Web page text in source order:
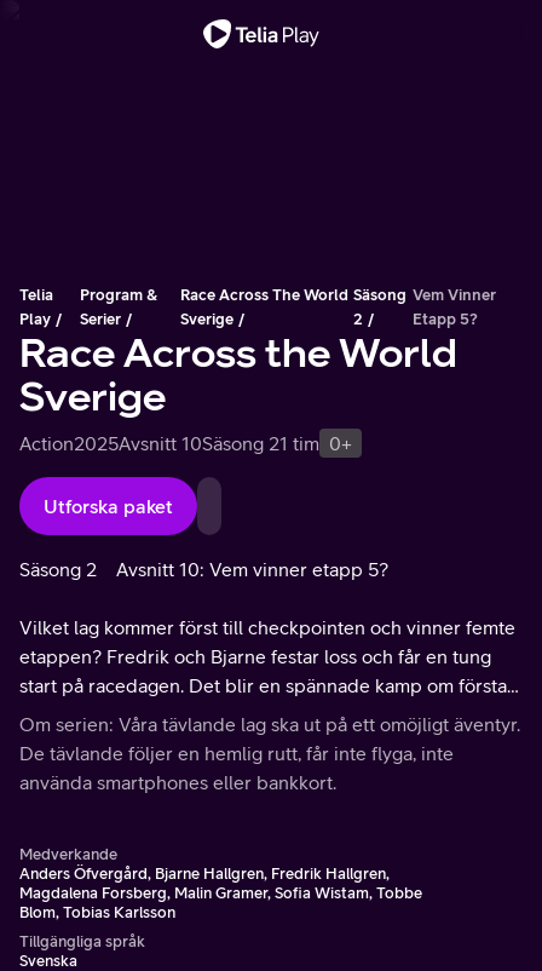
Telia
Play
Program &
Serier
Race Across The World
Sverige
Säsong
2
Vem Vinner
Etapp 5?
Race Across the World
Sverige
Action2025Avsnitt 10Säsong 21 tim 0+
Utforska paket
Säsong 2 Avsnitt 10: Vem vinner etapp 5?
Vilket lag kommer först till checkpointen och vinner femte
etappen? Fredrik och Bjarne festar loss och får en tung
start på racedagen. Det blir en spännade kamp om första
platsen och i ett viktigt meddelande från Kristin ställs allt
på sin spets.
Om serien: Våra tävlande lag ska ut på ett omöjligt äventyr.
De tävlande följer en hemlig rutt, får inte flyga, inte
använda smartphones eller bankkort.
Medverkande
Anders Öfvergård, Bjarne Hallgren, Fredrik Hallgren,
Magdalena Forsberg, Malin Gramer, Sofia Wistam, Tobbe
Blom, Tobias Karlsson
Tillgängliga språk
Svenska